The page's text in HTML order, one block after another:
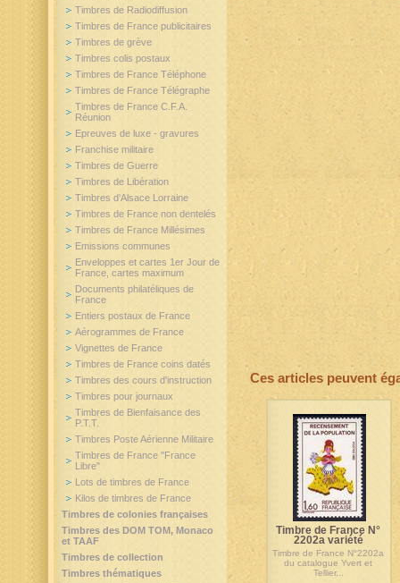
Ces articles peuvent
Timbre de France N°
2202a variété
Timbre de France N°2202a
du catalogue Yvert et
Tellier...
Timbres de Radiodiffusion
Timbres de France publicitaires
Timbres de grève
Timbres colis postaux
Timbres de France Téléphone
Timbres de France Télégraphe
Timbres de France C.F.A.
Réunion
Epreuves de luxe - gravures
Franchise militaire
Timbres de Guerre
Timbres de Libération
Timbres d'Alsace Lorraine
Timbres de France non dentelés
Timbres de France Millésimes
Emissions communes
Enveloppes et cartes 1er Jour de
France, cartes maximum
Documents philatéliques de
France
Entiers postaux de France
Aérogrammes de France
Vignettes de France
Timbres de France coins datés
Timbres des cours d'instruction
Timbres pour journaux
Timbres de Bienfaisance des
P.T.T.
Timbres Poste Aérienne Militaire
Timbres de France "France
Libre"
Lots de timbres de France
Kilos de timbres de France
Timbres de colonies françaises
Timbres des DOM TOM, Monaco
et TAAF
Timbres de collection
Timbres thématiques